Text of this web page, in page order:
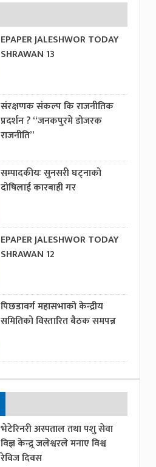
EPAPER JALESHWOR TODAY
SHRAWAN 13
संरक्षणक संकल्प कि राजनीतिक
प्रदर्शन ? “जनकपुरमे डोजरक
राजनीति”
सम्पादकीयः सुनसरी घट्नाको
दोषिलाई कारबाही गर
EPAPER JALESHWOR TODAY
SHRAWAN 12
पिछडावर्ग महासभाको केन्द्रीय
समितिको विस्तारित बैठक समपन्न
भेटेरिनरी अस्पताल तथा पशु सेवा
विज्ञ केन्द्र्र जलेश्वरले मनाए विश्व
रेविज दिवस